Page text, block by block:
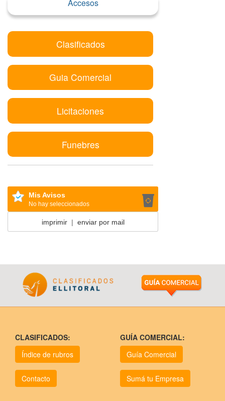
Accesos
Clasificados
Guia Comercial
Licitaciones
Funebres
Mis Avisos
No hay seleccionados
imprimir| enviar por mail
CLASIFICADOS:
Índice de rubros
Contacto
GUÍA COMERCIAL:
Guía Comercial
Sumá tu Empresa